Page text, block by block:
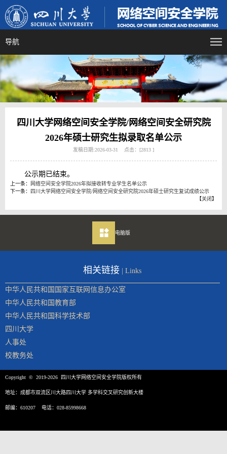
导航
四川大学网络空间安全学院/网络空间安全研究院
2026年硕士研究生拟录取名单公示
发稿日期:2026-03-31 点击：[2813 ]
公示期已结束。
上一条：
网络空间安全学院2026年拟接收转专业学生名单公示
下一条： 四川大学网络空间安全学院/网络空间安全研究院2026年硕士研究生复试成绩公示
【关闭 】
电脑版
相关链接 | Links
中华人民共和国国家互联网信息办公室
中华人民共和国教育部
中华人民共和国科学技术部
四川大学
人事处
校教务处
Copyright © 2019-2026 四川大学网络空间安全学院版权所有
地址：成都市双流区川大路四川大学 多学科交叉研究创新大楼
邮编：610207 电话：028-85998668